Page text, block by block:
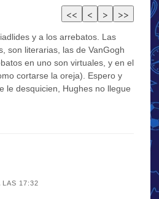
y a los arrebatos. Las
son literarias, las de VanGogh
en uno son virtuales, y en el
cortarse la oreja). Espero y
le desquicien, Hughes no llegue
LAS 17:32